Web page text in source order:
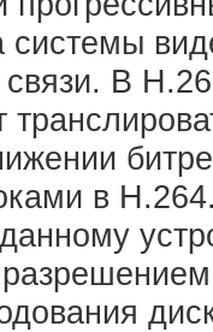
системы
связи. В
в